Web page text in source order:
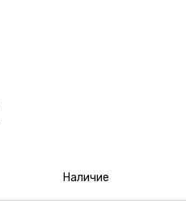
Наличие